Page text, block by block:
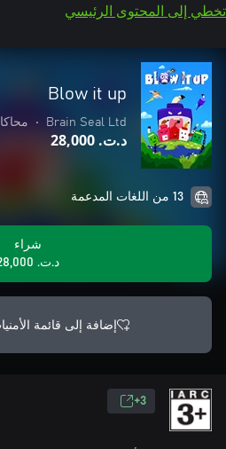
تخطي إلى المحتوى الرئيسي
Blow it up
Brain Seal Ltd
•
د.ت.‏ 28,000
13 من اللغات المدعمة
شراء
د.ت.‏ 28,000
إضافة إلى قائمة
3+